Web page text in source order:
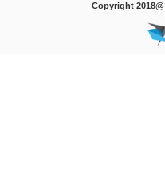
Copyright